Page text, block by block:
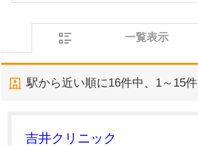
一覧表示
駅から近い順に16件中、 1～15件
吉井クリニック